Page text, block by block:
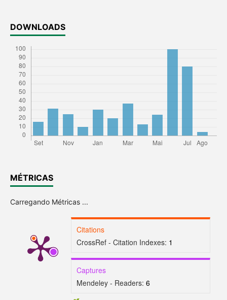
DOWNLOADS
MÉTRICAS
Carregando Métricas ...
Citations
CrossRef - Citation Indexes: 1
Captures
Mendeley - Readers: 6